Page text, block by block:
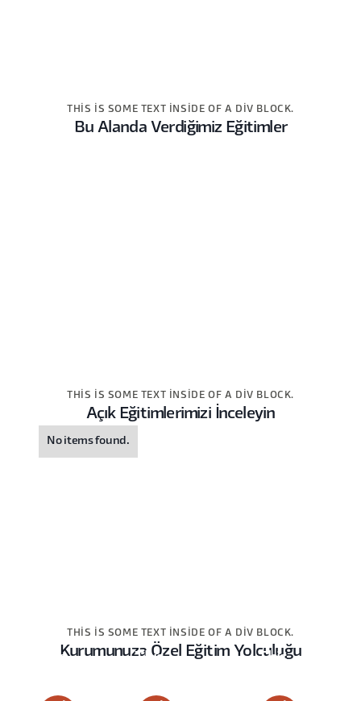
THIS IS SOME TEXT INSIDE OF A DIV BLOCK.
Bu Alanda Verdiğimiz Eğitimler
THIS IS SOME TEXT INSIDE OF A DIV BLOCK.
Açık Eğitimlerimizi İnceleyin
No items found.
THIS IS SOME TEXT INSIDE OF A DIV BLOCK.
Kurumunuza Özel Eğitim Yolculuğu
This
This
This